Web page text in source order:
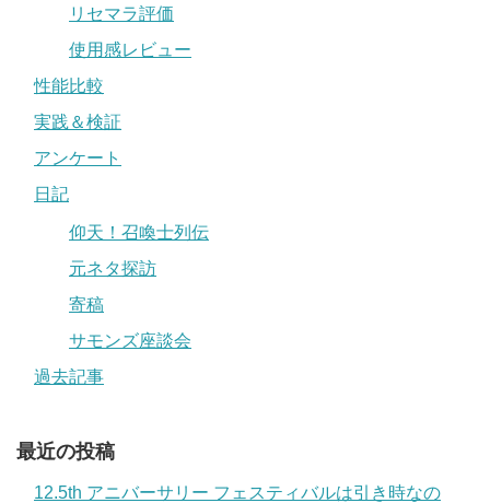
リセマラ評価
使用感レビュー
性能比較
実践＆検証
アンケート
日記
仰天！召喚士列伝
元ネタ探訪
寄稿
サモンズ座談会
過去記事
最近の投稿
12.5th アニバーサリー フェスティバルは引き時なの